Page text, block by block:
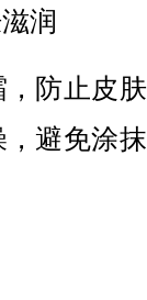
润
防止皮
避免涂